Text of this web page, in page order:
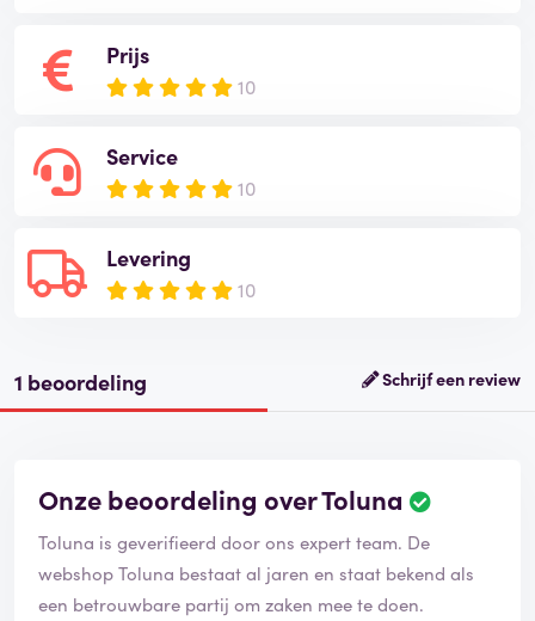
Prijs
10
Service
10
Levering
10
1 beoordeling Schrijf een review
Onze beoordeling over Toluna
Toluna is geverifieerd door ons expert team. De
webshop Toluna bestaat al jaren en staat bekend als
een betrouwbare partij om zaken mee te doen.